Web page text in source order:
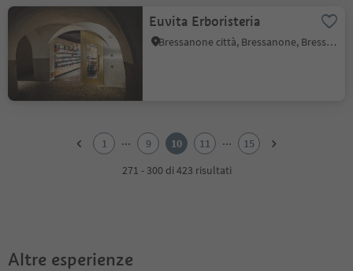
Euvita Erboristeria
Bressanone città, Bressanone, Bressanone e dintorni
10
1 ... 9 10 11 ...
15
271 - 300 di 423 risultati
Altre esperienze